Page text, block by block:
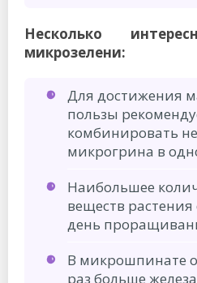
Несколько
микрозелени:
Для достижения
пользы
комбинировать
микрогрина в
Наибольшее
веществ
день
В микрошпинате
раз больше